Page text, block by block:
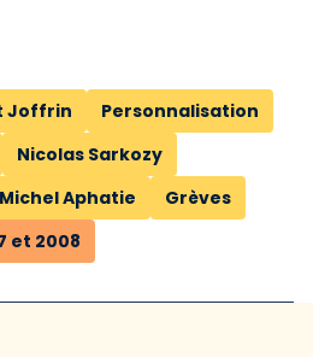
Joffrin
Personnalisation
Nicolas Sarkozy
Aphatie
Grèves
et 2008